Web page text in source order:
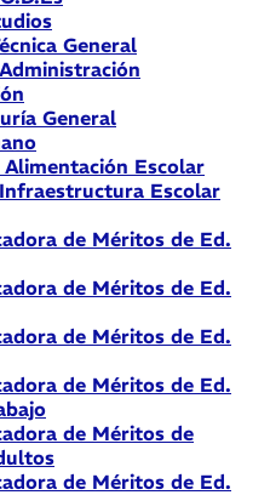
General
General
Alimentación Escolar
Escolar
de Méritos de Ed.
de Méritos de Ed.
de Méritos de Ed.
de Méritos de Ed.
de Méritos de
de Méritos de Ed.